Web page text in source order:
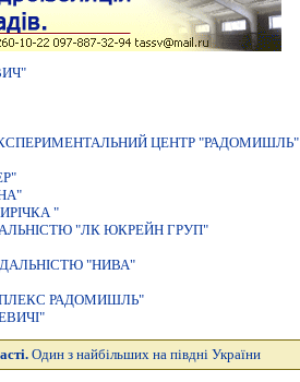
ЦЕНТР "РАДОМИШЛЬ"
"
"ЛК ЮКРЕЙН ГРУП"
"НИВА"
РАДОМИШЛЬ"
Один з найбільших на півдні України